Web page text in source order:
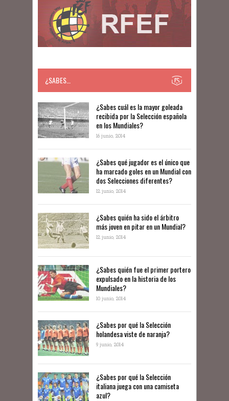
¿SABES…
​​¿Sabes cuál es la mayor goleada
recibida por la Selección española
en los Mundiales?
16 junio, 2014
¿Sabes qué jugador es el único que
ha marcado goles en un Mundial con
dos Selecciones diferentes?
12 junio, 2014
¿Sabes quién ha sido el árbitro
más joven en pitar en un Mundial?
12 junio, 2014
¿Sabes quién fue el primer portero
expulsado en la historia de los
Mundiales?
10 junio, 2014
​¿Sabes por qué la Selección
holandesa viste de naranja?
9 junio, 2014
¿Sabes por qué la Selección
italiana juega con una camiseta
azul?